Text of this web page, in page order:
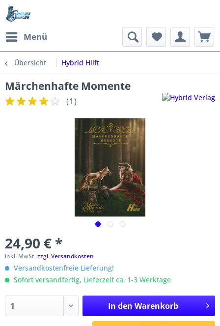
Menü
Übersicht Hybrid Hilft
Märchenhafte Momente
(1)
24,90 € *
inkl. MwSt.zzgl. Versandkosten
Versandkostenfreie Lieferung!
Sofort versandfertig, Lieferzeit ca. 1-3 Werktage
In den Warenkorb